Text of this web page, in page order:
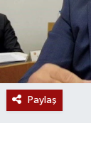
Paylaş
Düzce
Eğitim
Ekonomi